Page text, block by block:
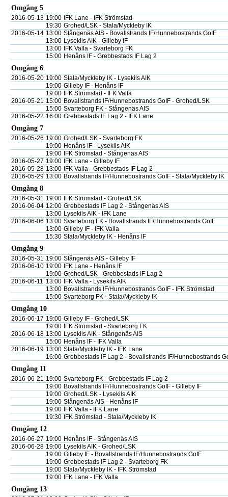
Omgång 5
2016-05-13 19:00
IFK Lane - IFK Strömstad
19:30 Grohed/LSK - Stala/Myckleby IK
2016-05-14 13:00 Stångenäs AIS - Bovallstrands IF/Hunnebostrands GoIF
13:00 Lysekils AIK - Gilleby IF
13:00
IFK Valla - Svarteborg FK
15:00 Henåns IF - Grebbestads IF Lag 2
Omgång 6
2016-05-20 19:00 Stala/Myckleby IK - Lysekils AIK
19:00 Gilleby IF - Henåns IF
19:00
IFK Strömstad - IFK Valla
2016-05-21 15:00 Bovallstrands IF/Hunnebostrands GoIF - Grohed/LSK
15:00 Svarteborg FK - Stångenäs AIS
2016-05-22 16:00 Grebbestads IF Lag 2 - IFK Lane
Omgång 7
2016-05-26 19:00 Grohed/LSK - Svarteborg FK
19:00 Henåns IF - Lysekils AIK
19:00
IFK Strömstad - Stångenäs AIS
2016-05-27 19:00
IFK Lane - Gilleby IF
2016-05-28 13:00
IFK Valla - Grebbestads IF Lag 2
2016-05-29 13:00 Bovallstrands IF/Hunnebostrands GoIF - Stala/Myckleby IK
Omgång 8
2016-05-31 19:00
IFK Strömstad - Grohed/LSK
2016-06-04 12:00 Grebbestads IF Lag 2 - Stångenäs AIS
13:00 Lysekils AIK - IFK Lane
2016-06-06 13:00 Svarteborg FK - Bovallstrands IF/Hunnebostrands GoIF
13:00 Gilleby IF - IFK Valla
15:30 Stala/Myckleby IK - Henåns IF
Omgång 9
2016-05-31 19:00 Stångenäs AIS - Gilleby IF
2016-06-10 19:00
IFK Lane - Henåns IF
19:00 Grohed/LSK - Grebbestads IF Lag 2
2016-06-11 13:00
IFK Valla - Lysekils AIK
13:00 Bovallstrands IF/Hunnebostrands GoIF - IFK Strömstad
15:00 Svarteborg FK - Stala/Myckleby IK
Omgång 10
2016-06-17 19:00 Gilleby IF - Grohed/LSK
19:00
IFK Strömstad - Svarteborg FK
2016-06-18 13:00 Lysekils AIK - Stångenäs AIS
15:00 Henåns IF - IFK Valla
2016-06-19 13:00 Stala/Myckleby IK - IFK Lane
16:00 Grebbestads IF Lag 2 - Bovallstrands IF/Hunnebostrands
Omgång 11
2016-06-21 19:00 Svarteborg FK - Grebbestads IF Lag 2
19:00 Bovallstrands IF/Hunnebostrands GoIF - Gilleby IF
19:00 Grohed/LSK - Lysekils AIK
19:00 Stångenäs AIS - Henåns IF
19:00
IFK Valla - IFK Lane
19:30
IFK Strömstad - Stala/Myckleby IK
Omgång 12
2016-06-27 19:00 Henåns IF - Stångenäs AIS
2016-06-28 19:00 Lysekils AIK - Grohed/LSK
19:00 Gilleby IF - Bovallstrands IF/Hunnebostrands GoIF
19:00 Grebbestads IF Lag 2 - Svarteborg FK
19:00 Stala/Myckleby IK - IFK Strömstad
19:00
IFK Lane - IFK Valla
Omgång 13